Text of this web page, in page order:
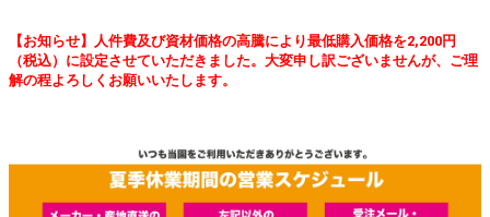
【お知らせ】人件費及び資材価格の高騰により最低購入価格を2,200円
（税込）に設定させていただきました。大変申し訳ございませんが、ご理
解の程よろしくお願いいたします。